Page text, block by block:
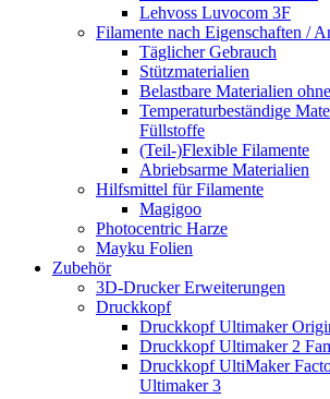
Lehvoss Luvocom 3F
Filamente nach Eigenschaften /
Täglicher Gebrauch
Stützmaterialien
Belastbare Materialien
Temperaturbeständige
Füllstoffe
(Teil-)Flexible Filamente
Abriebsarme Materialien
Hilfsmittel für Filamente
Magigoo
Photocentric Harze
Mayku Folien
Zubehör
3D-Drucker Erweiterungen
Druckkopf
Druckkopf Ultimaker
Druckkopf Ultimaker 2
Druckkopf UltiMaker
Ultimaker 3